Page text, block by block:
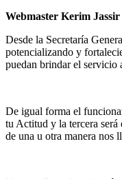
Webmaster Kerim
Desde la Secretaría
potencializando y
puedan brindar el servicio
De igual forma el
tu Actitud y la tercera
de una u otra manera nos